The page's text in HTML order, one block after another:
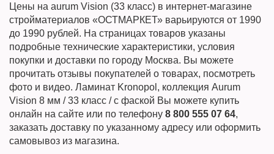
Цены на aurum Vision (33 класс) в интернет-магазине
стройматериалов «ОСТМАРКЕТ» варьируются от 1990
до 1990 рублей. На страницах товаров указаны
подробные технические характеристики, условия
покупки и доставки по городу Москва. Вы можете
прочитать отзывы покупателей о товарах, посмотреть
фото и видео. Ламинат Kronopol, коллекция Aurum
Vision 8 мм / 33 класс / с фаской Вы можете купить
онлайн на сайте или по телефону 8 800 555 07 64,
заказать доставку по указанному адресу или оформить
самовывоз из магазина.